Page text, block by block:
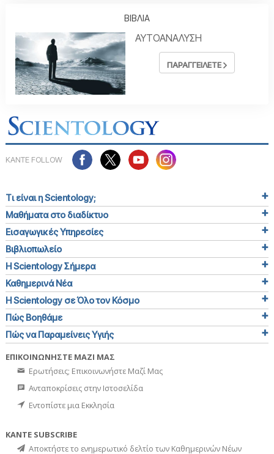
ΒΙΒΛΙΑ
ΑΥΤΟΑΝΑΛΥΣΗ
ΠΑΡΑΓΓΕΙΛΕΤΕ
ΚΑΝΤΕ FOLLOW
Τι είναι η Scientology;
Μαθήματα στο διαδίκτυο
Εισαγωγικές Υπηρεσίες
Βιβλιοπωλείο
Η Scientology Σήμερα
Καθημερινά Νέα
Η Scientology σε Όλο τον Κόσμο
Πώς Βοηθάμε
Πώς να Παραμείνεις Υγιής
ΕΠΙΚΟΙΝΩΝΗΣΤΕ ΜΑΖΙ ΜΑΣ
Ερωτήσεις; Επικοινωνήστε Μαζί Μας
Ανταποκρίσεις στην Ιστοσελίδα
Εντοπίστε μια Εκκλησία
ΚΑΝΤΕ SUBSCRIBE
Αποκτήστε το ενημερωτικό δελτίο των Καθημερινών Νέων